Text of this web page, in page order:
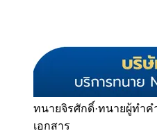
ทนายจิรศักดิ์·ทนายผู้ทำค
เอกสาร